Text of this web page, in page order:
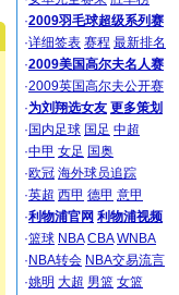
·2009羽毛球超级系列赛
·详细签表 赛程 最新排名
·2009美国高尔夫名人赛
·2009英国高尔夫公开赛
·为刘翔选女友 更多策划
· 国内足球 国足 中超
·中甲 女足 国奥
·欧冠 海外球员追踪
·英超 西甲 德甲 意甲
·利物浦官网 利物浦视频
·篮球 NBA CBA WNBA
· NBA转会 NBA交易流言
·姚明 大超 男篮 女篮